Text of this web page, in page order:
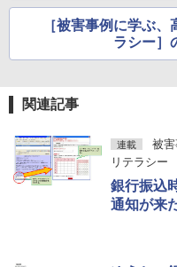
［被害事例に学ぶ
ラシー］
関連記事
連載
被
リテラシー
銀行振込
通知が来